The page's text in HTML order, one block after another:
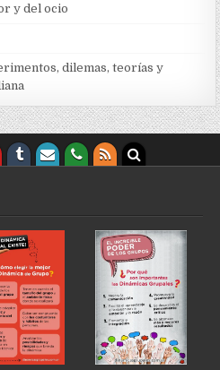
y del ocio
dilemas, teorías y